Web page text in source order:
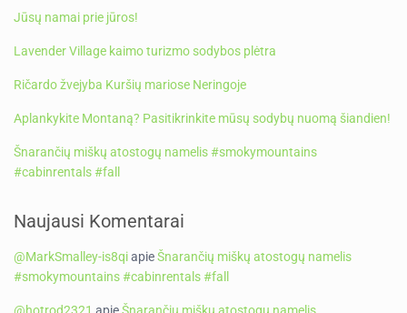
Jūsų namai prie jūros!
Lavender Village kaimo turizmo sodybos plėtra
Ričardo žvejyba Kuršių mariose Neringoje
Aplankykite Montaną? Pasitikrinkite mūsų sodybų nuomą šiandien!
Šnarančių miškų atostogų namelis #smokymountains
#cabinrentals #fall
Naujausi Komentarai
@MarkSmalley-is8qiapieŠnarančių miškų atostogų namelis
#smokymountains #cabinrentals #fall